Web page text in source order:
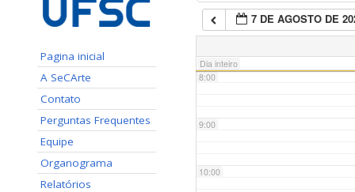
Pagina inicial
A SeCArte
Contato
Perguntas Frequentes
Equipe
Organograma
Relatórios
7 DE AGOSTO DE
Dia inteiro
7:00
8:00
9:00
10:00